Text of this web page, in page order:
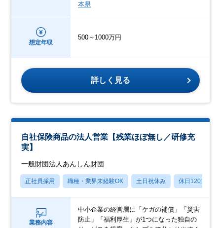
本県
想定年収
500～1000万円
詳しく見る
自社保険商品の法人営業【残業ほぼ無し／研修充
実】
一般財団法人あんしん財団
正社員採用 職種・業界未経験OK 土日祝休み 休日120日以上
業務内容
中小企業の経営層に「ケガの補償」「災害
防止」「福利厚生」が1つになった独自の